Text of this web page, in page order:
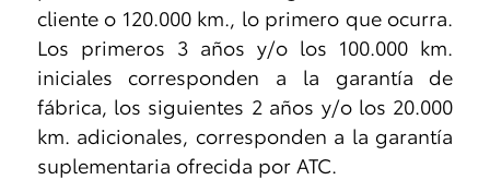
cliente o 120.000 km., lo primero que ocurra.
Los primeros 3 años y/o los 100.000 km.
iniciales corresponden a la garantía de
fábrica, los siguientes 2 años y/o los 20.000
km. adicionales, corresponden a la garantía
suplementaria ofrecida por ATC.